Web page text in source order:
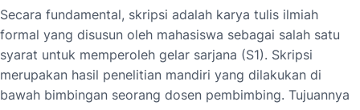
Secara fundamental, skripsi adalah karya tulis ilmiah
formal yang disusun oleh mahasiswa sebagai salah satu
syarat untuk memperoleh gelar sarjana (S1). Skripsi
merupakan hasil penelitian mandiri yang dilakukan di
bawah bimbingan seorang dosen pembimbing. Tujuannya